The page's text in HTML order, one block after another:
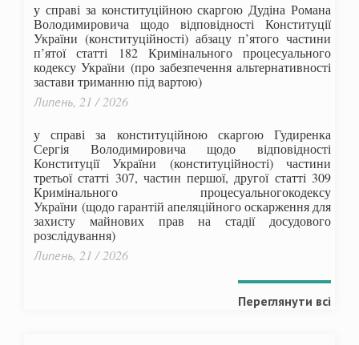
у справі за конституційною скаргою Дудіна Романа
Володимировича щодо відповідності Конституції
України (конституційності) абзацу п’ятого частини
п’ятої статті 182 Кримінального процесуального
кодексу України (про забезпечення альтернативності
застави триманню під вартою)
Липень, 21 / 2026
у справі за конституційною скаргою Гудиренка
Сергія Володимировича щодо відповідності
Конституції України (конституційності) частини
третьої статті 307, частин першої, другої статті 309
Кримінального процесуальногокодексу
України (щодо гарантій апеляційного оскарження для
захисту майнових прав на стадії досудового
розслідування)
Липень, 21 / 2026
Переглянути всі